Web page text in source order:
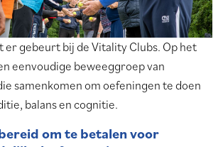
er gebeurt bij de Vitality Clubs. Op het
eenvoudige beweeggroep van
samenkomen om oefeningen te doen
balans en cognitie.
om te betalen voor